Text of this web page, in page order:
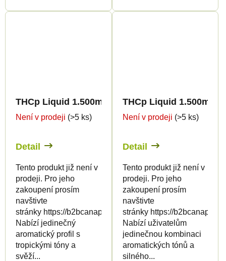
THCp Liquid 1.500mg - Dragon's Breath
Není v prodeji (>5 ks)
Detail
Tento produkt již není v
prodeji. Pro jeho
zakoupení prosím
navštivte
stránky https://b2bcanapuff.com/
Nabízí jedinečný
aromatický profil s
tropickými tóny a
svěží...
THCp Liquid 1.500mg -
Není v prodeji (>5 ks)
Detail
Tento produkt již není v
prodeji. Pro jeho
zakoupení prosím
navštivte
stránky https://
Nabízí uživatelům
jedinečnou kombinaci
aromatických tónů a
silného...